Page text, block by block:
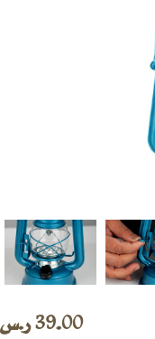
39.00ر.س